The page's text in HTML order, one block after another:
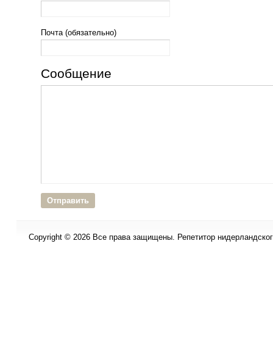
Почта (обязательно)
Сообщение
Copyright © 2026 Все права защищены. Репетитор